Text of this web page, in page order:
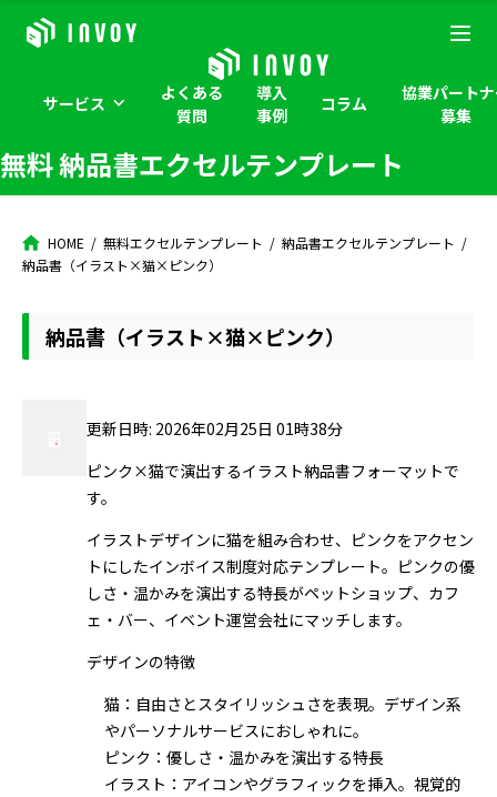
サービス
よくある
質問
導入
事例
コラム
協業パート
募集
無料 納品書エクセルテンプレート
HOME 無料エクセルテンプレート
納品書エクセルテンプレート
納品書（イラスト×猫×ピンク）
納品書（イラスト×猫×ピンク）
更新日時: 2026年02月25日 01時38分
ピンク×猫で演出するイラスト納品書フォーマットで
す。
イラストデザインに猫を組み合わせ、ピンクをアクセン
トにしたインボイス制度対応テンプレート。ピンクの優
しさ・温かみを演出する特長がペットショップ、カフ
ェ・バー、イベント運営会社にマッチします。
デザインの特徴
猫：自由さとスタイリッシュさを表現。デザイン系
やパーソナルサービスにおしゃれに。
ピンク：優しさ・温かみを演出する特長
イラスト：アイコンやグラフィックを挿入。視覚的